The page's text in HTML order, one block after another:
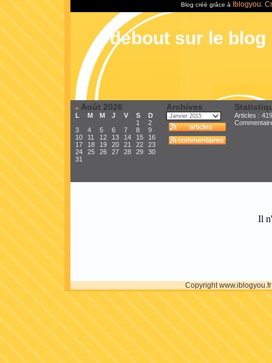
Blog créé grâce à Iblogyou
debout sur le blog
« Août 2026
L M M J V S
D
1
2
3
4 5 6 7 8
9
10
11 12 13 14 15
16
17
18 19 20 21 22
23
24
25 26 27 28 29
30
31
Archives
Articles : 419
Il
Copyright